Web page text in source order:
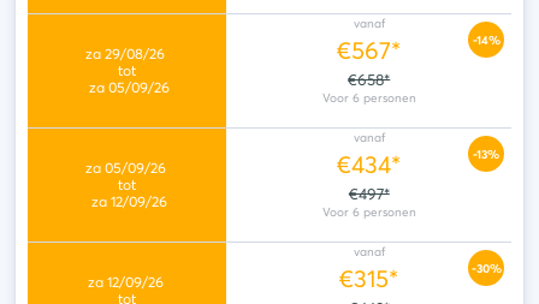
-14%
vanaf
€567*
€658*
-13%
vanaf
€434*
€497*
-30%
vanaf
€315*